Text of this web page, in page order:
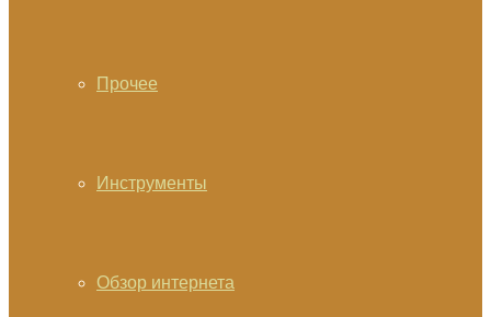
Прочее
Инструменты
Обзор интернета